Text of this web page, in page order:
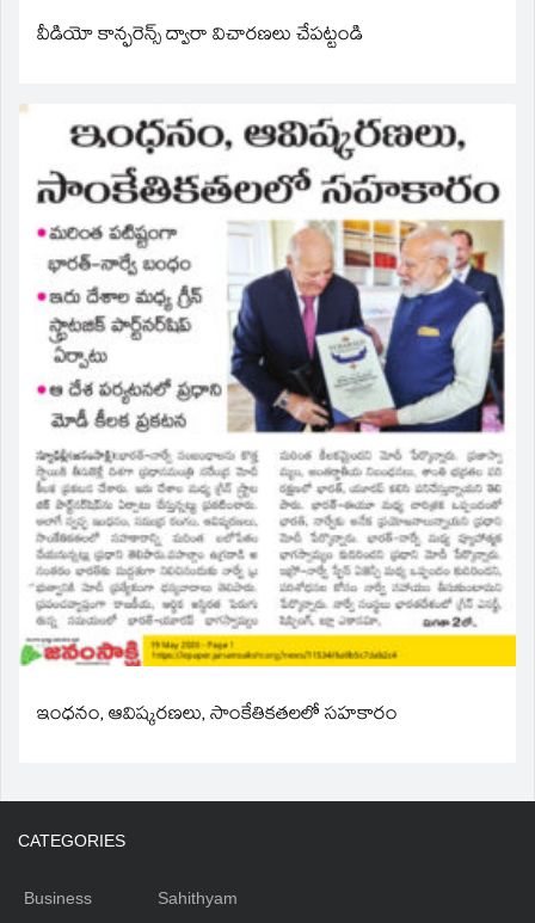
వీడియో కాన్ఫరెన్స్ ద్వారా విచారణలు చేపట్టండి
ఇంధనం, ఆవిష్కరణలు, సాంకేతికతలలో సహకారం
CATEGORIES
Business
Sahithyam